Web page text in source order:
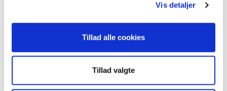
Vis detaljer
Tillad alle cookies
Tillad valgte
bliver de dominerende i debatterne i Allinge? Med støtte fra Overskrifts
nye AI-integrationer, har vi analyseret…
8. juni 2026·Stefan Bøgh-Andersen